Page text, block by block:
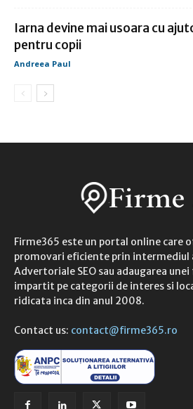
Iarna devine mai usoara cu
pentru copii
Andreea Paul
Firme365 este un portal online care
promovari eficiente prin intermediul
Advertoriale SEO sau adaugarea
impartit pe categorii de interes si
ridicata inca din anul 2008.
Contact us: contact@firme365.ro